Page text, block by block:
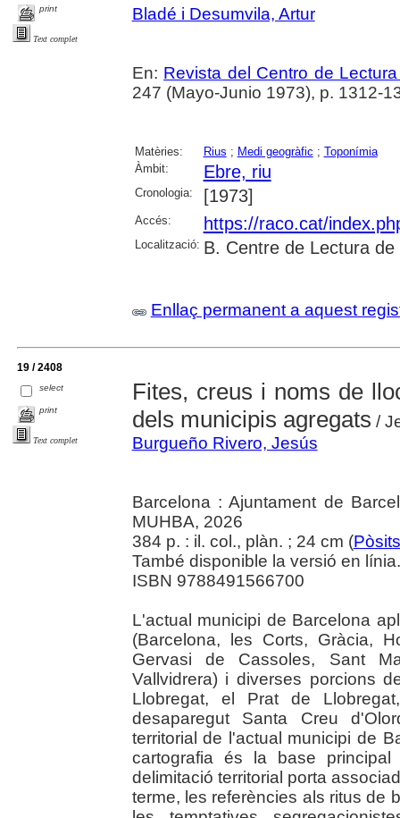
print
Text complet
Bladé i Desumvila, Artur
En: Revista del Centro de
247 (Mayo-Junio 1973), p. 1312-
Matèries: Rius ; Medi geogràfic ; Toponímia
Àmbit:
Ebre, riu
Cronologia: [1973]
Accés: https://raco.cat/
Localització: B. Centre de Lectura de
Enllaç permanent a aquest
19 / 2408
select
print
Text complet
Fites, creus i noms de
dels municipis agregats /
Burgueño Rivero, Jesús
Barcelona : Ajuntament de
MUHBA, 2026
384 p. : il. col., plàn. ; 24 cm (Pòsits
També disponible la versió en
ISBN 9788491566700
L'actual municipi de Barcelona
(Barcelona, les Corts, Gràcia,
Gervasi de Cassoles, Sant
Vallvidrera) i diverses porcions
Llobregat, el Prat de
desaparegut Santa Creu
territorial de l'actual municipi de
cartografia és la base
delimitació territorial porta
terme, les referències als ritus de